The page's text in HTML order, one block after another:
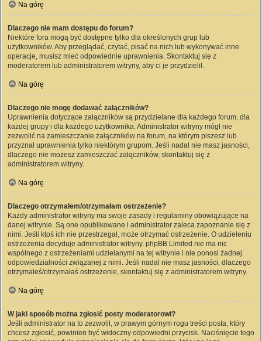
Na górę
Dlaczego nie mam dostępu do forum?
Niektóre fora mogą być dostępne tylko dla określonych grup lub
użytkowników. Aby przeglądać, czytać, pisać na nich lub wykonywać inne
operacje, musisz mieć odpowiednie uprawnienia. Skontaktuj się z
moderatorem lub administratorem witryny, aby ci je przydzielił.
Na górę
Dlaczego nie mogę dodawać załączników?
Uprawnienia dotyczące załączników są przydzielane dla każdego forum, dla
każdej grupy i dla każdego użytkownika. Administrator witryny mógł nie
zezwolić na zamieszczanie załączników na forum, na którym piszesz lub
przyznał uprawnienia tylko niektórym grupom. Jeśli nadal nie masz jasności,
dlaczego nie możesz zamieszczać załączników, skontaktuj się z
administratorem witryny.
Na górę
Dlaczego otrzymałem/otrzymałam ostrzeżenie?
Każdy administrator witryny ma swoje zasady i regulaminy obowiązujące na
danej witrynie. Są one opublikowane i administrator zaleca zapoznanie się z
nimi. Jeśli ktoś ich nie przestrzegał, może otrzymać ostrzeżenie. O udzieleniu
ostrzeżenia decyduje administrator witryny. phpBB Limited nie ma nic
wspólnego z ostrzeżeniami udzielanymi na tej witrynie i nie ponosi żadnej
odpowiedzialności związanej z nimi. Jeśli nadal nie masz jasności, dlaczego
otrzymałeś/otrzymałaś ostrzeżenie, skontaktuj się z administratorem witryny.
Na górę
W jaki sposób można zgłosić posty moderatorowi?
Jeśli administrator na to zezwolił, w prawym górnym rogu treści posta, który
chcesz zgłosić, powinien być widoczny odpowiedni przycisk. Naciśnięcie tego